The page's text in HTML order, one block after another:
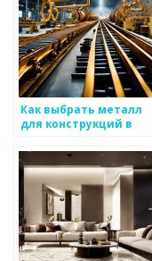
Как выбрать металл
для конструкций в